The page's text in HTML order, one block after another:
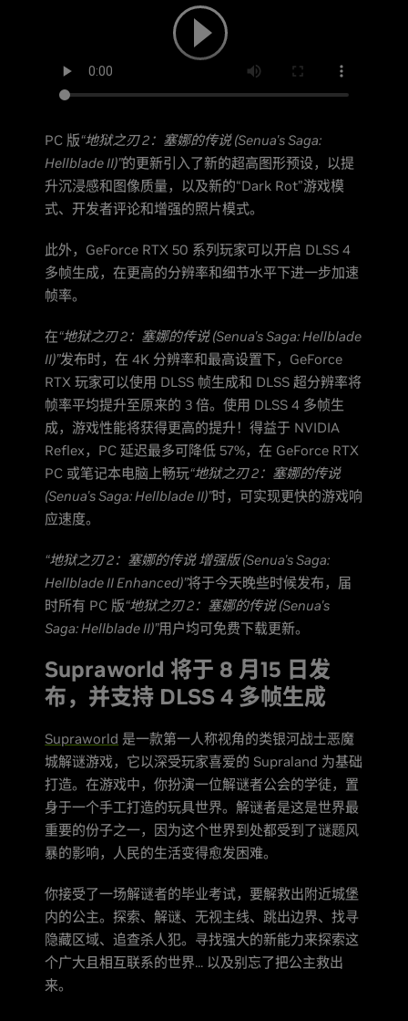
PC 版“地狱之刃 2：塞娜的传说 (Senua's Saga:
Hellblade II)”的更新引入了新的超高图形预设，以提
升沉浸感和图像质量，以及新的“Dark Rot”游戏模
式、开发者评论和增强的照片模式。
此外，GeForce RTX 50 系列玩家可以开启 DLSS 4
多帧生成，在更高的分辨率和细节水平下进一步加速
帧率。
在“地狱之刃 2：塞娜的传说 (Senua's Saga: Hellblade
II)”发布时，在 4K 分辨率和最高设置下，GeForce
RTX 玩家可以使用 DLSS 帧生成和 DLSS 超分辨率将
帧率平均提升至原来的 3 倍。使用 DLSS 4 多帧生
成，游戏性能将获得更高的提升！得益于 NVIDIA
Reflex，PC 延迟最多可降低 57%，在 GeForce RTX
PC 或笔记本电脑上畅玩“地狱之刃 2：塞娜的传说
(Senua's Saga: Hellblade II)”时，可实现更快的游戏响
应速度。
“地狱之刃 2：塞娜的传说 增强版 (Senua's Saga:
Hellblade II Enhanced)”将于今天晚些时候发布，届
时所有 PC 版“地狱之刃 2：塞娜的传说 (Senua's
Saga: Hellblade II)”用户均可免费下载更新。
Supraworld 将于 8 月15 日发
布，并支持 DLSS 4 多帧生成
Supraworld 是一款第一人称视角的类银河战士恶魔
城解谜游戏，它以深受玩家喜爱的 Supraland 为基础
打造。在游戏中，你扮演一位解谜者公会的学徒，置
身于一个手工打造的玩具世界。解谜者是这是世界最
重要的份子之一，因为这个世界到处都受到了谜题风
暴的影响，人民的生活变得愈发困难。
你接受了一场解谜者的毕业考试，要解救出附近城堡
内的公主。探索、解谜、无视主线、跳出边界、找寻
隐藏区域、追查杀人犯。寻找强大的新能力来探索这
个广大且相互联系的世界... 以及别忘了把公主救出
来。